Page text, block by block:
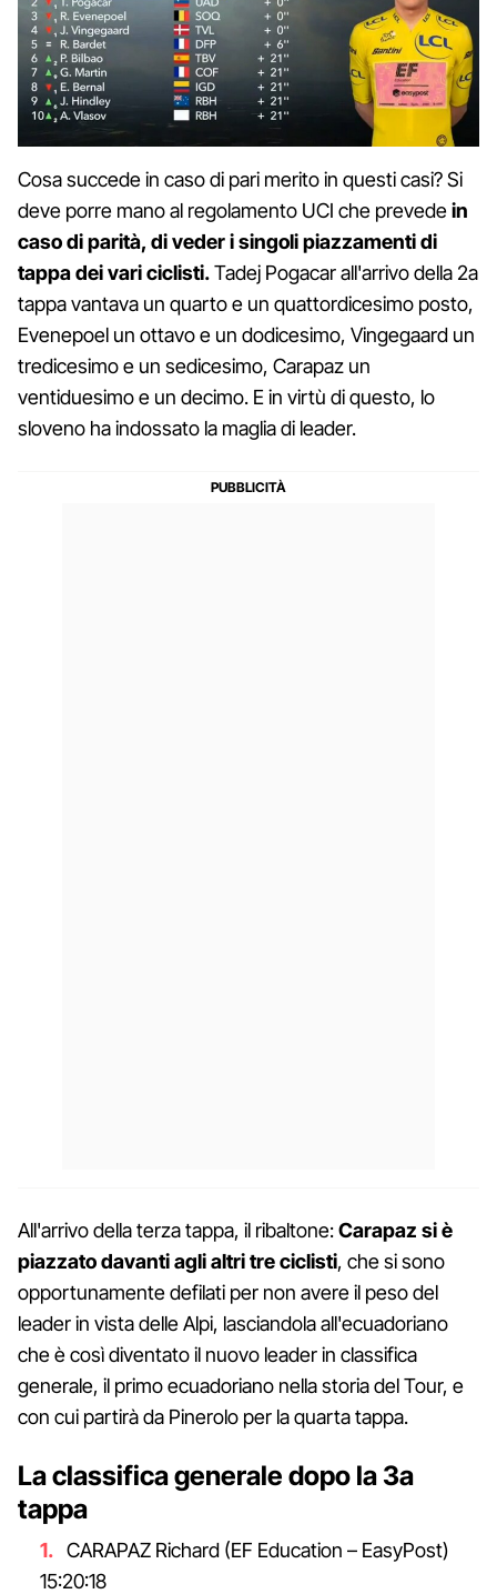
Cosa succede in caso di pari merito in questi casi? Si
deve porre mano al regolamento UCI che prevedein
caso di parità, di veder i singoli piazzamenti di
tappa dei vari ciclisti.Tadej Pogacar all'arrivo della 2a
tappa vantava un quarto e un quattordicesimo posto,
Evenepoel un ottavo e un dodicesimo, Vingegaard un
tredicesimo e un sedicesimo, Carapaz un
ventiduesimo e un decimo. E in virtù di questo, lo
sloveno ha indossato la maglia di leader.
All'arrivo della terza tappa, il ribaltone:Carapaz si è
piazzato davanti agli altri tre ciclisti, che si sono
opportunamente defilati per non avere il peso del
leader in vista delle Alpi, lasciandola all'ecuadoriano
che è così diventato il nuovo leader in classifica
generale, il primo ecuadoriano nella storia del Tour, e
con cui partirà da Pinerolo per la quarta tappa.
La classifica generale dopo la 3a
tappa
CARAPAZ Richard (EF Education – EasyPost)
15:20:18